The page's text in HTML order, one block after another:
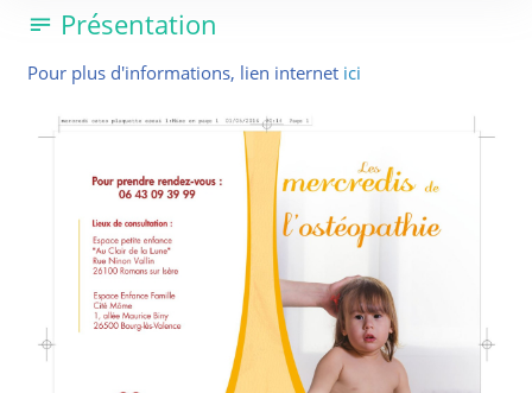
Présentation
Pour plus d'informations, lien internet ici